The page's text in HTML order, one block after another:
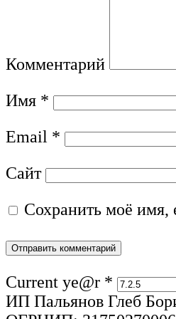
Комментарий
Имя *
Email *
Сайт
Сохранить моё имя,
Current ye@r *
ИП Пальянов Глеб